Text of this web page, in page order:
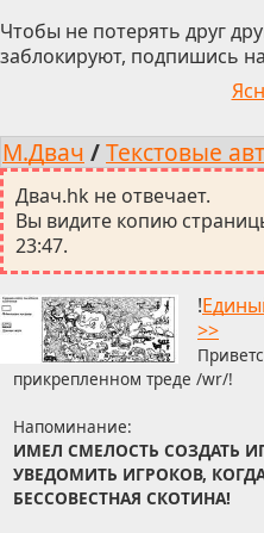
Чтобы не потерять друг
заблокируют, подпишись на
М.Двач /Текстовые
Двач.hk не отвечает.
Вы видите копию
23:47.
!
>>
прикрепленном треде /wr/!
Напоминание:
ИМЕЛ СМЕЛОСТЬ СОЗДАТЬ
УВЕДОМИТЬ ИГРОКОВ,
БЕССОВЕСТНАЯ СКОТИНА!